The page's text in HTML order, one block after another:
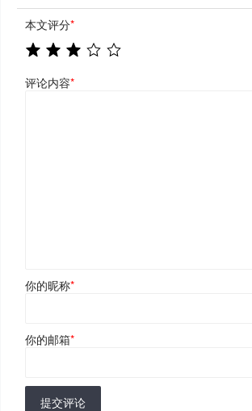
本文评分*
评论内容*
你的昵称*
你的邮箱*
提交评论